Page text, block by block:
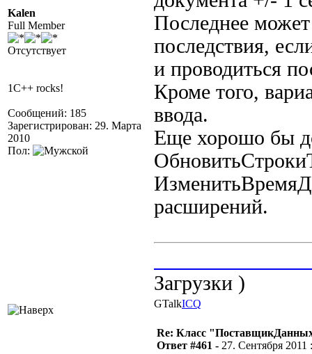
Kalen
Full Member
Отсутствует
1C++ rocks!
Сообщений: 185
Зарегистрирован: 29. Марта
2010
Пол:
Последнее
последствия,
и проводиться
Кроме того,
ввода.
Еще хорошо бы
расширений.
Загрузки )
GTalkICQ
Re: Класс
Ответ #461 - 27. Сентября 2011